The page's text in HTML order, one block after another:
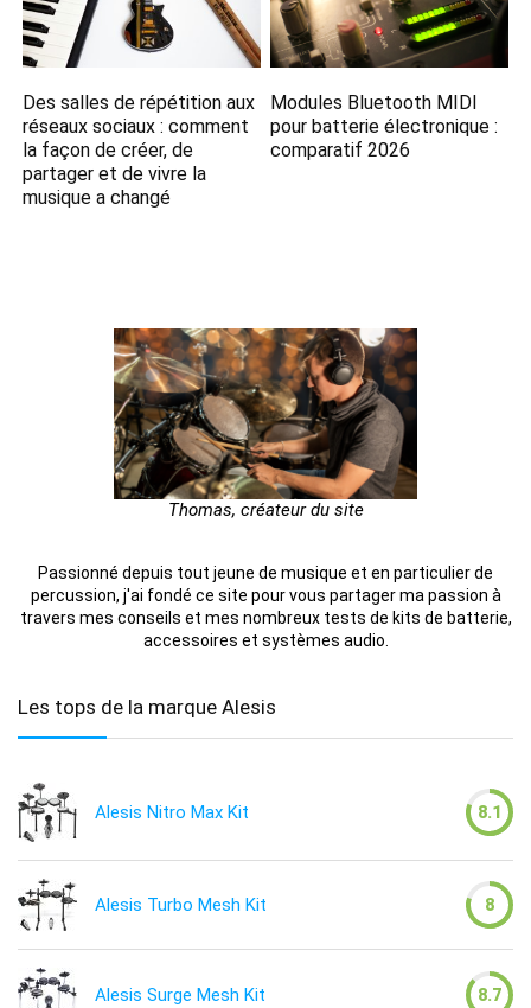
Des salles de répétition aux
réseaux sociaux : comment
la façon de créer, de
partager et de vivre la
musique a changé
Modules Bluetooth MIDI
pour batterie électronique :
comparatif 2026
Thomas, créateur du site
Passionné depuis tout jeune de musique et en particulier de
percussion, j'ai fondé ce site pour vous partager ma passion à
travers mes conseils et mes nombreux tests de kits de batterie,
accessoires et systèmes audio.
Les tops de la marque Alesis
Alesis Nitro Max Kit 8.1
Alesis Turbo Mesh Kit 8
Alesis Surge Mesh Kit 8.7